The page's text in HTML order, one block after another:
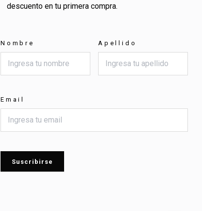
descuento en tu primera compra.
Nombre Apellido
Email
Suscribirse